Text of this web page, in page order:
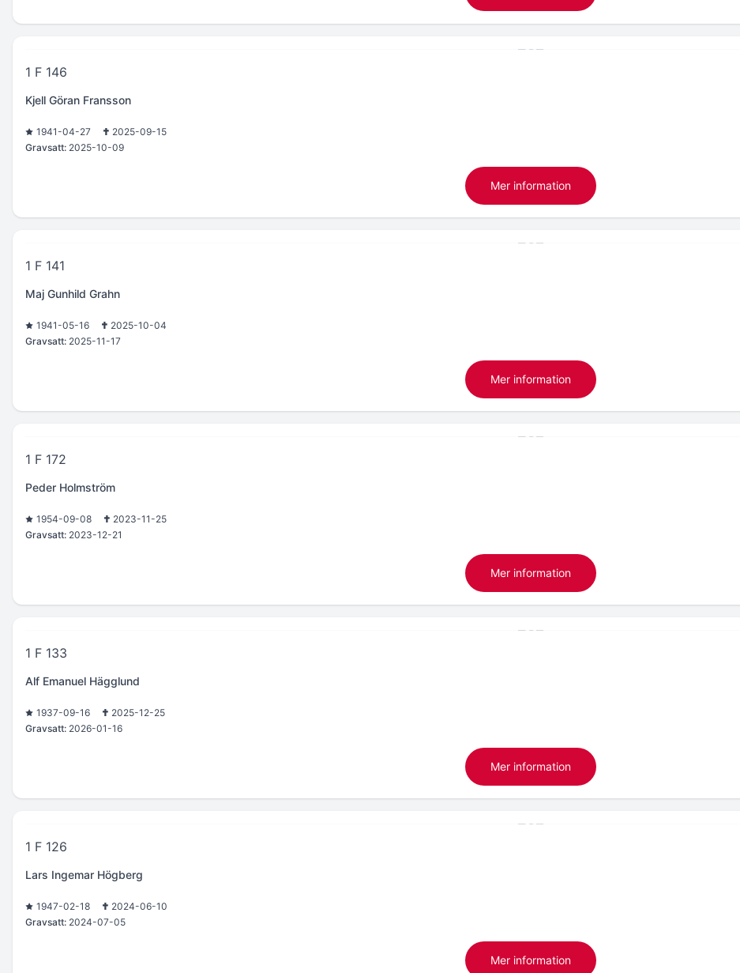
1 F 146
Kjell Göran Fransson
1941-04-27
2025-09-15
Gravsatt: 2025-10-09
Mer information
1 F 141
Maj Gunhild Grahn
1941-05-16
2025-10-04
Gravsatt: 2025-11-17
Mer information
1 F 172
Peder Holmström
1954-09-08
2023-11-25
Gravsatt: 2023-12-21
Mer information
1 F 133
Alf Emanuel Hägglund
1937-09-16
2025-12-25
Gravsatt: 2026-01-16
Mer information
1 F 126
Lars Ingemar Högberg
1947-02-18
2024-06-10
Gravsatt: 2024-07-05
Mer information